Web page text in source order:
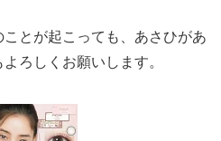
とが起こっても、あさひがあ
ろしくお願いします。